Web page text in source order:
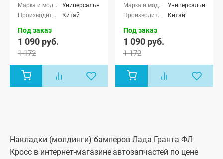
Универсальные
Китай
Под заказ
1 090 руб.
1 172
Универсальные
Китай
Под заказ
1 090 руб.
1 172
Накладки (молдинги) бамперов Лада Гранта ФЛ
Кросс в интернет-магазине автозапчастей по цене